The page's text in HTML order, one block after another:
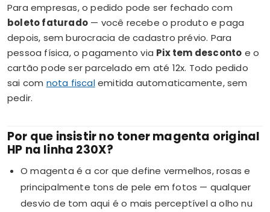
Para empresas, o pedido pode ser fechado com
boleto faturado — você recebe o produto e paga
depois, sem burocracia de cadastro prévio. Para
pessoa física, o pagamento via Pix tem desconto e o
cartão pode ser parcelado em até 12x. Todo pedido
sai com nota fiscalemitida automaticamente, sem
pedir.
Por que insistir no toner magenta original
HP na linha 230X?
O magenta é a cor que define vermelhos, rosas e
principalmente tons de pele em fotos — qualquer
desvio de tom aqui é o mais perceptível a olho nu